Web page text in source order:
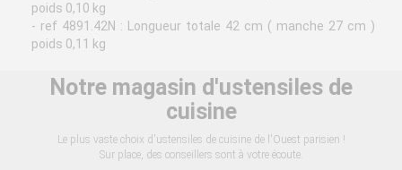
poids 0,10 kg
- ref 4891.42N : Longueur totale 42 cm ( manche 27 cm )
poids 0,11 kg
Notre magasin d'ustensiles de
cuisine
Le plus vaste choix d'ustensiles de cuisine de l'Ouest parisien !
Sur place, des conseillers sont à votre écoute.